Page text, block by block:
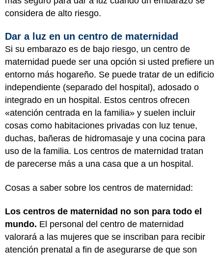
considera de alto riesgo.
Dar a luz en un centro de maternidad
Si su embarazo es de bajo riesgo, un centro de
maternidad puede ser una opción si usted prefiere un
entorno más hogareño. Se puede tratar de un edificio
independiente (separado del hospital), adosado o
integrado en un hospital. Estos centros ofrecen
«atención centrada en la familia» y suelen incluir
cosas como habitaciones privadas con luz tenue,
duchas, bañeras de hidromasaje y una cocina para
uso de la familia. Los centros de maternidad tratan
de parecerse más a una casa que a un hospital.
Cosas a saber sobre los centros de maternidad:
Los centros de maternidad no son para todo el
mundo. El personal del centro de maternidad
valorará a las mujeres que se inscriban para recibir
atención prenatal a fin de asegurarse de que son